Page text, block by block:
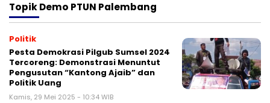
TopikDemo PTUN Palembang
Politik
Pesta Demokrasi Pilgub Sumsel 2024
Tercoreng: Demonstrasi Menuntut
Pengusutan “Kantong Ajaib” dan
Politik Uang
Kamis, 29 Mei 2025 - 10:34 WIB